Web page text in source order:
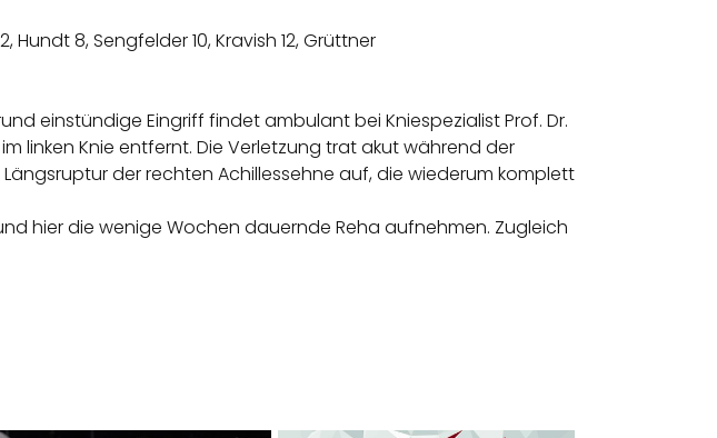
Hundt 8, Sengfelder 10, Kravish 12, Grüttner
einstündige Eingriff findet ambulant bei Kniespezialist Prof. Dr.
linken Knie entfernt. Die Verletzung trat akut während der
der rechten Achillessehne auf, die wiederum komplett
hier die wenige Wochen dauernde Reha aufnehmen. Zugleich